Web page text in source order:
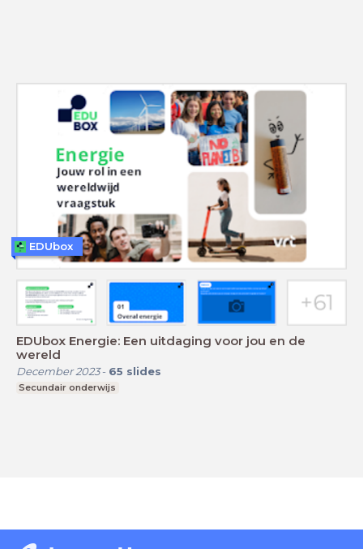
EDUbox Energie: Een uitdaging voor jou en de
wereld
December 2023- 65 slides
Secundair onderwijs
EDUbox